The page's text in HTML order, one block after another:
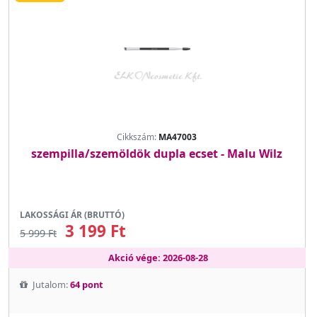
Cikkszám: MA47003
szempilla/szemöldök dupla ecset - Malu Wilz
LAKOSSÁGI ÁR (BRUTTÓ)
5 999 Ft 3 199 Ft
Akció vége: 2026-08-28
Jutalom:64 pont